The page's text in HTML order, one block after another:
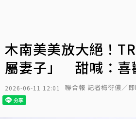
木南美美放大絕！
屬妻子」 甜喊：喜
2026-06-11 12:01 聯合報 記者梅衍儂／